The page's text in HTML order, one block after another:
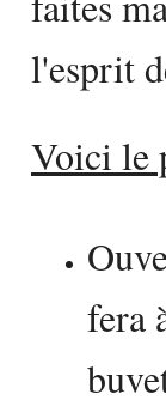
l'esprit
Voici le
fera